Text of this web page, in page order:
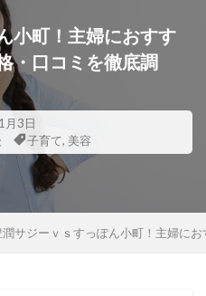
小町！主婦におすす
・口コミを徹底調
月3日
子育て, 美容
潤サジーｖｓすっぽん小町！主婦に